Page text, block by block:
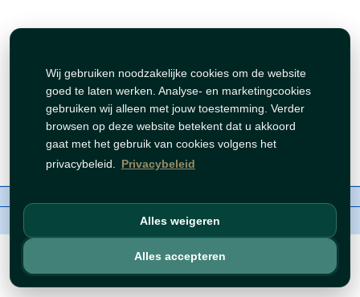
Wij gebruiken noodzakelijke cookies om de website
goed te laten werken. Analyse- en marketingcookies
gebruiken wij alleen met jouw toestemming. Verder
browsen op deze website betekent dat u akkoord
gaat met het gebruik van cookies volgens het
privacybeleid. Privacybeleid
Alles weigeren
Alles accepteren
auteursrechten©BZORIA 2026